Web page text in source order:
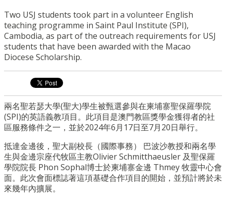
Two USJ students took part in a volunteer English
teaching programme in Saint Paul Institute (SPI),
Cambodia, as part of the outreach requirements for USJ
students that have been awarded with the Macao
Diocese Scholarship.
兩名聖若瑟大學(聖大)學生被甄選參與在柬埔寨聖保羅學院
(SPI)的英語義教項目。此項目是澳門教區獎學金獲得者的社
區服務條件之一，並於2024年6月17日至7月20日舉行。
抵達金邊後，聖大副校長（國際事務） 巴波沙教授和兩名學
生與金邊宗座代牧區主教Olivier Schmitthaeusler 及聖保羅
學院院長 Phon Sophal博士於柬埔寨金邊 Thmey 牧靈中心會
面。此次會面標誌著這項基礎合作項目的開始，並預計將於未
來幾年內擴展。